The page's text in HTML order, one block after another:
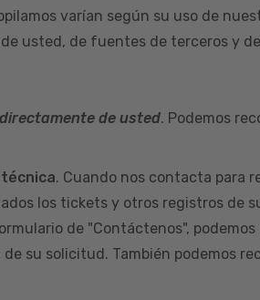
varían según su uso de
usted, de fuentes de terceros y
de usted. Podemos
. Cuando nos contacta para
los tickets y otros registros de
de "Contáctenos",
su solicitud. También podemos